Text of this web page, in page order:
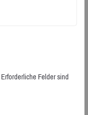
Erforderliche Felder sind